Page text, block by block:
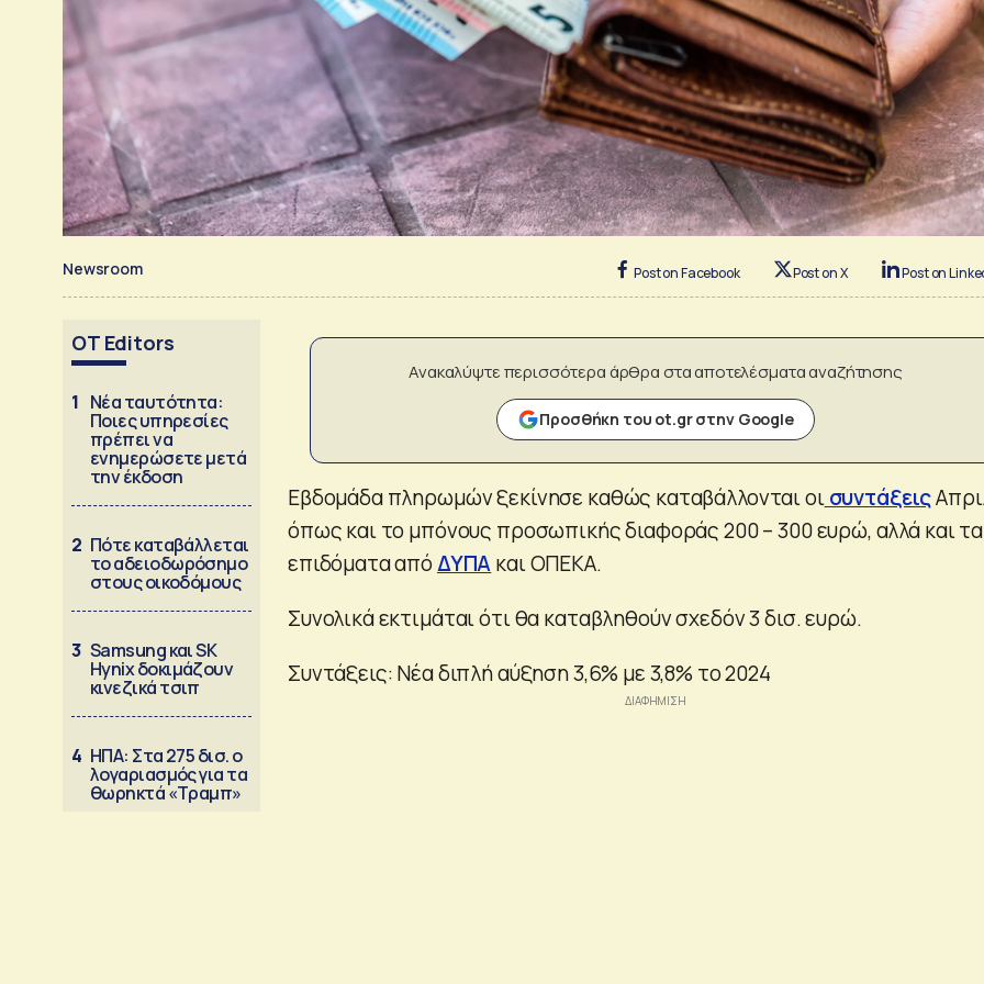
Newsroom Post on Facebook Post on X Post on
OT Editors
1 Νέα ταυτότητα:
Ποιες υπηρεσίες
πρέπει να
ενημερώσετε μετά
την έκδοση
2 Πότε καταβάλλεται
το αδειοδωρόσημο
στους οικοδόμους
3 Samsung και SK
Hynix δοκιμάζουν
κινεζικά τσιπ
4 ΗΠΑ: Στα 275 δισ. ο
λογαριασμός για τα
θωρηκτά «Τραμπ»
Ανακαλύψτε περισσότερα άρθρα στα αποτελέσματα αναζήτησης
Προσθήκη του ot.gr στην Google
Εβδομάδα πληρωμών ξεκίνησε καθώς καταβάλλονται οισυντάξεις
όπως και το μπόνους προσωπικής διαφοράς 200 – 300 ευρώ, αλλά και τα
επιδόματα απόΔΥΠΑκαι ΟΠΕΚΑ.
Συνολικά εκτιμάται ότι θα καταβληθούν σχεδόν 3 δισ. ευρώ.
Συντάξεις: Νέα διπλή αύξηση 3,6% με 3,8% το 2024